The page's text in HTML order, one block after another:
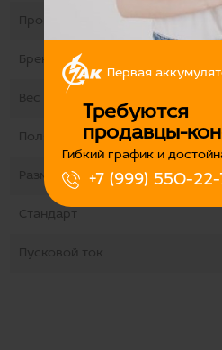
Первая
Требуются
продавцы-
Гибкий график и
+7 (999) 550-22-
Производство
Бренд
Вес
Полярность
Размеры
Стандарт
Пусковой ток